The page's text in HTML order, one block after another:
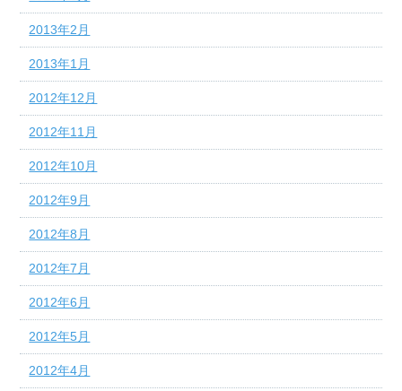
2013年2月
2013年1月
2012年12月
2012年11月
2012年10月
2012年9月
2012年8月
2012年7月
2012年6月
2012年5月
2012年4月